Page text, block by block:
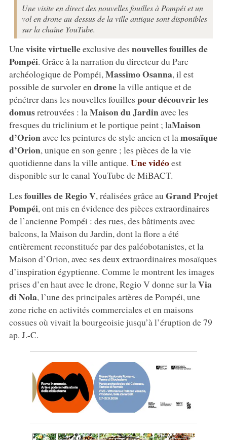
Une visite en direct des nouvelles fouilles à Pompéi et un
vol en drone au-dessus de la ville antique sont disponibles
sur la chaîne YouTube.
Unevisite virtuelleexclusive des nouvelles fouilles de
Pompéi. Grâce à la narration du directeur du Parc
archéologique de Pompéi, Massimo Osanna, il est
possible de survoler endronela ville antique et de
pénétrer dans les nouvelles fouilles pour découvrir les
domusretrouvées : laMaison du Jardinavec les
fresques du triclinium et le portique peint ; laMaison
d’Orionavec les peintures de style ancien et la mosaïque
d’Orion, unique en son genre ; les pièces de la vie
quotidienne dans la ville antique. Une vidéoest
disponible sur le canal YouTube de MiBACT.
Les fouilles de Regio V, réalisées grâce auGrand Projet
Pompéi, ont mis en évidence des pièces extraordinaires
de l’ancienne Pompéi : des rues, des bâtiments avec
balcons, la Maison du Jardin, dont la flore a été
entièrement reconstituée par des paléobotanistes, et la
Maison d’Orion, avec ses deux extraordinaires mosaïques
d’inspiration égyptienne. Comme le montrent les images
prises d’en haut avec le drone, Regio V donne sur laVia
di Nola, l’une des principales artères de Pompéi, une
zone riche en activités commerciales et en maisons
cossues où vivait la bourgeoisie jusqu’à l’éruption de 79
ap. J.-C.